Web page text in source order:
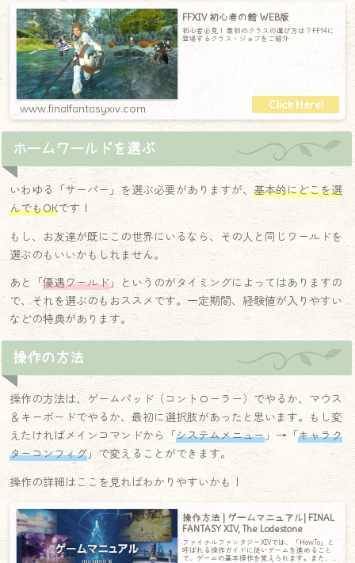
FFXIV 初心者の館 WEB版
初心者️必見！ 最初のクラスの選び方は？FF14に
登場するクラス・ジョブをご紹介
www.finalfantasyxiv.com
ホームワールドを選ぶ
いわゆる「サーバー」を選ぶ必要がありますが、 基本的にどこを選
んでもOKです！
もし、お友達が既にこの世界にいるなら、その人と同じワールドを
選ぶのもいいかもしれません。
あと「 優遇ワールド 」というのがタイミングによってはありますの
で、それを選ぶのもおススメです。一定期間、経験値が入りやすい
などの特典があります。
操作の方法
操作の方法は、ゲームパッド（コントローラー）でやるか、マウス
＆キーボードでやるか、最初に選択肢があったと思います。もし変
えたければメインコマンドから「 システムメニュー 」→「 キャラク
ターコンフィグ 」で変えることができます。
操作の詳細はここを見ればわかりやすいかも！
操作方法 | ゲームマニュアル| FINAL
FANTASY XIV, The Lodestone
ファイナルファンタジーXIVでは、「HowTo」と
呼ばれる操作ガイドに従いゲームを進めること
で、ゲームの基本操作を覚えられます。また、